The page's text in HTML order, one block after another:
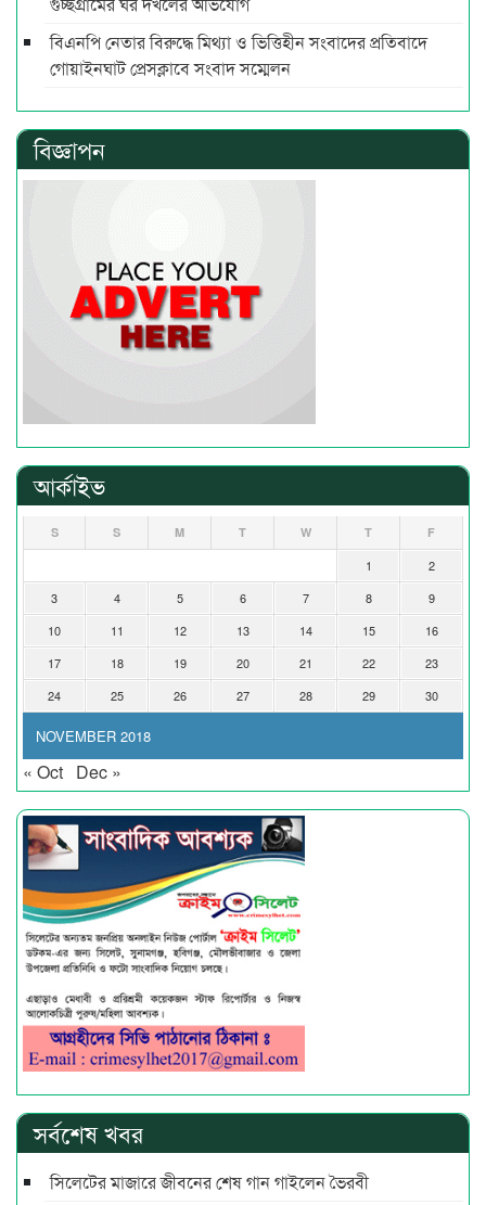
বিএনপি নেতার বিরুদ্ধে মিথ্যা ও ভিত্তিহীন সংবাদের প্রতিবাদে
গোয়াইনঘাট প্রেসক্লাবে সংবাদ সম্মেলন
বিজ্ঞাপন
আর্কাইভ
NOVEMBER 2018
S S M T W T F
1
2
3
4 5 6 7 8
9
10
11 12 13 14 15
16
17
18 19 20 21 22
23
24
25 26 27 28 29 30
« Oct Dec »
সর্বশেষ খবর
সিলেটের মাজারে জীবনের শেষ গান গাইলেন ভৈরবী